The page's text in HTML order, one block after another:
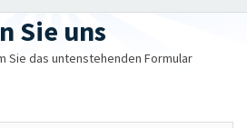
Sie uns
Sie das untenstehenden Formular